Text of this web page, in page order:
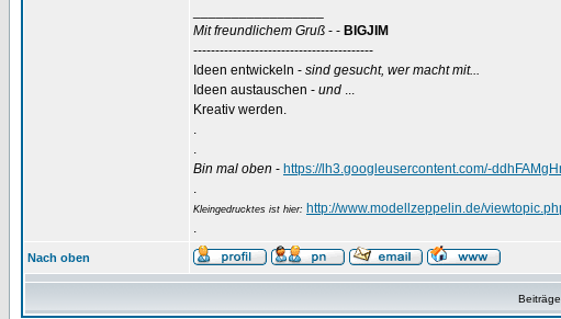
Mit freundlichem Gruß - - BIGJIM
-----------------------------------------
Ideen entwickeln - sind gesucht, wer macht mit...
Ideen austauschen - und ...
Kreativ werden.
.
.
Bin mal oben - https://lh3.googleusercontent.com/-
.
Kleingedrucktes ist hier: http://www.modellzeppelin.de/
.
Nach oben